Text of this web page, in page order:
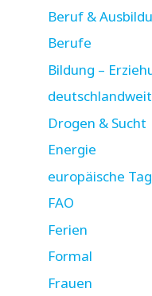
Beruf &
Berufe
Bildung –
Drogen & Sucht
Energie
europäische
FAO
Ferien
Formal
Frauen